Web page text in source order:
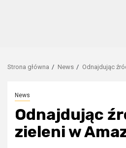
Strona główna News Odnajdując
News
Odnajdując
zieleni w